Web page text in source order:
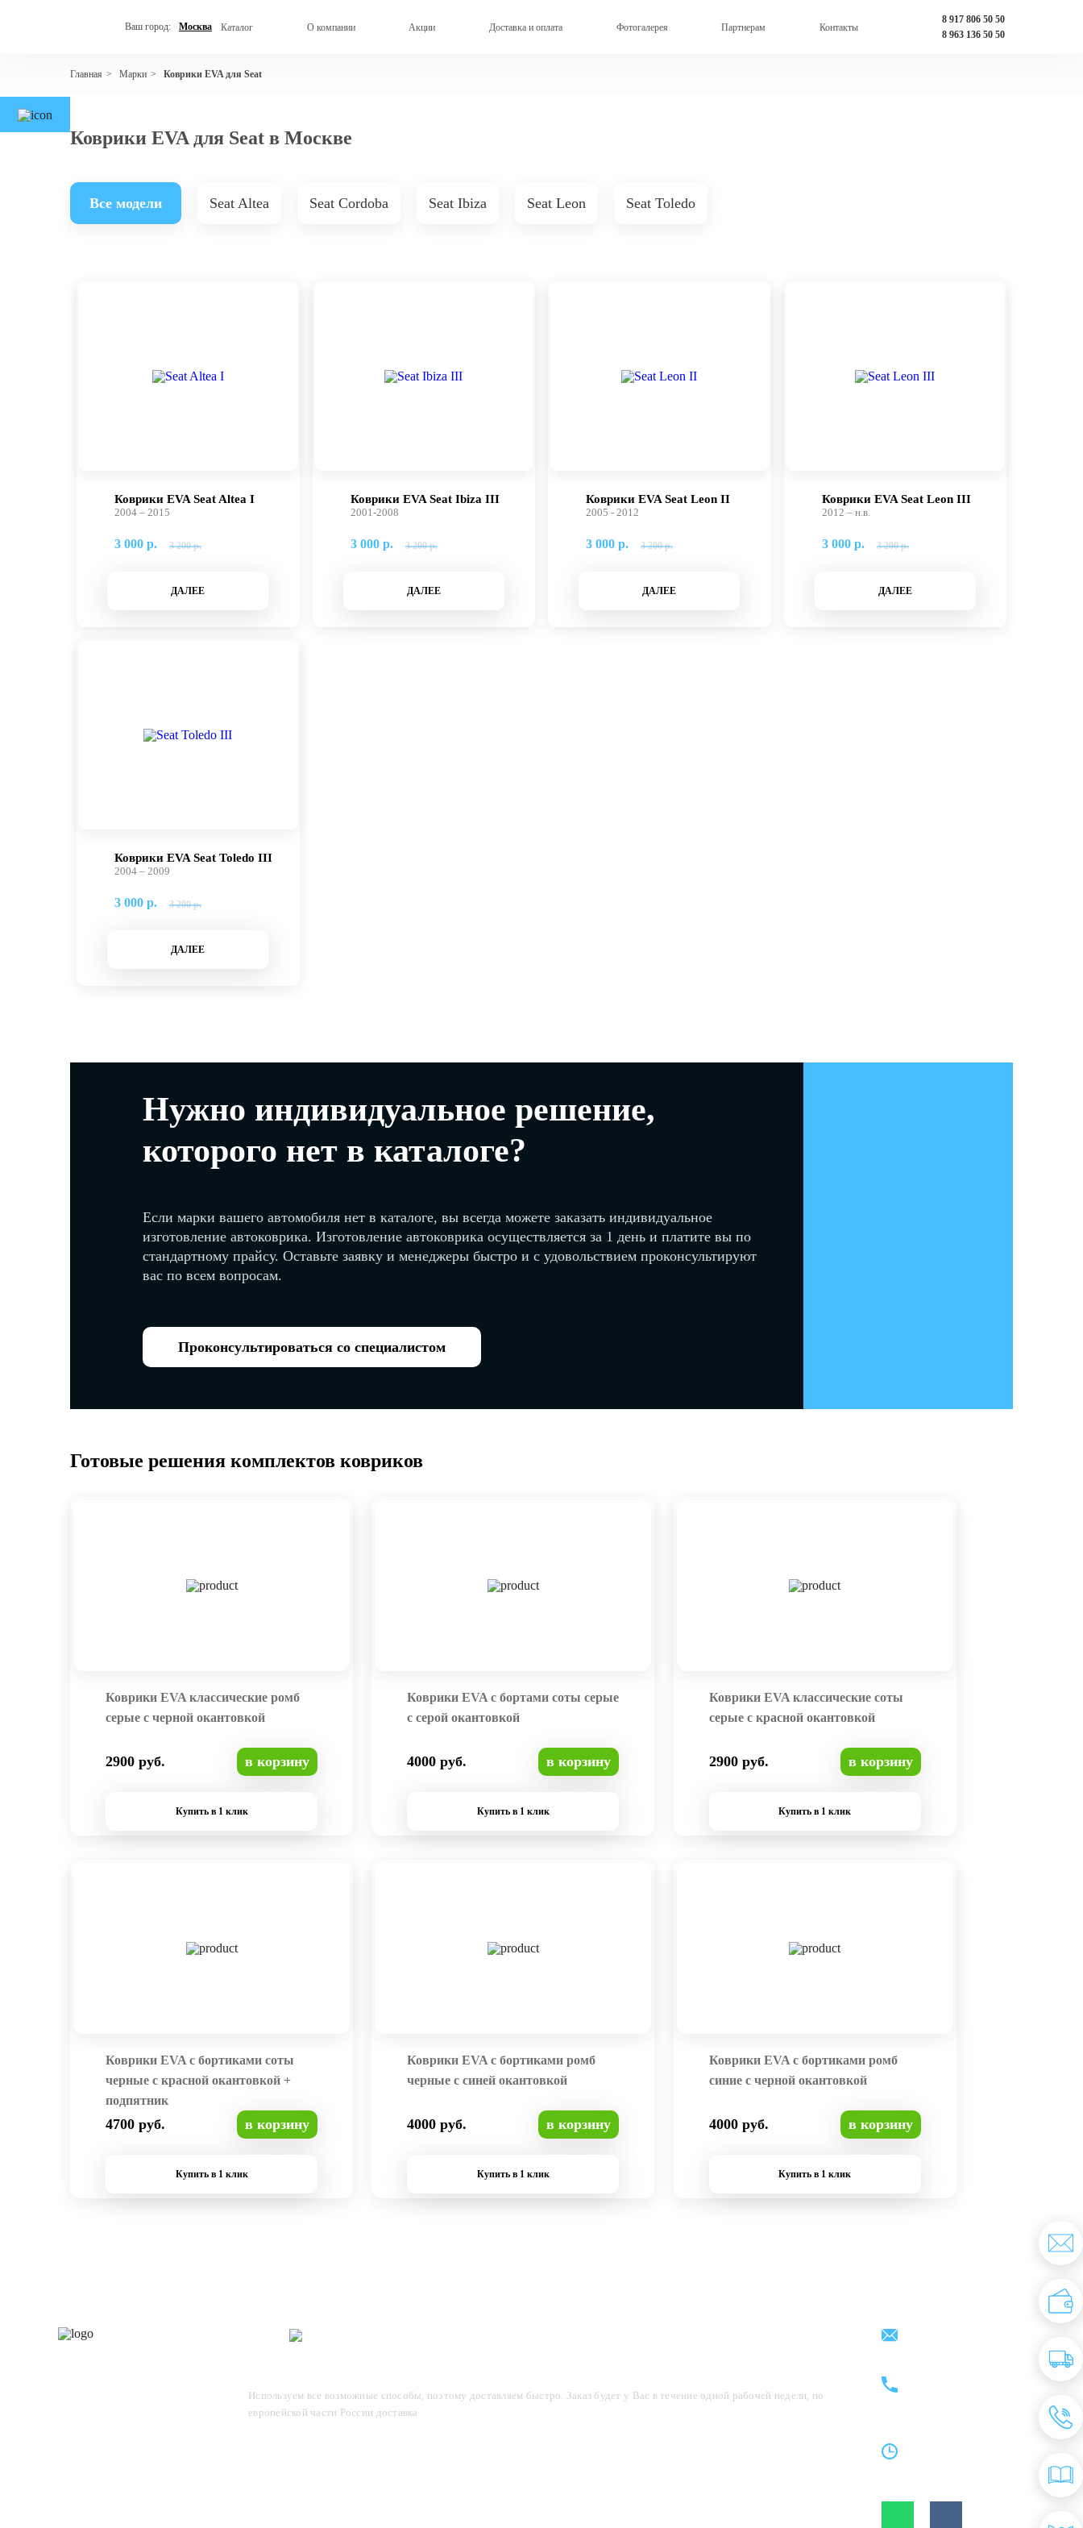
Ваш город: Москва Каталог О компании Акции Доставка и оплата Фотогалерея Партнерам Контакты
8 917 806 50 50
8 963 136 50 50
Главная > Марки > Коврики EVA для Seat
Коврики EVA для Seat в Москве
Все модели Seat Altea Seat Cordoba Seat Ibiza Seat Leon Seat Toledo
Коврики EVA Seat Altea I
2004 – 2015
3 000 р. 3 200 р.
ДАЛЕЕ
Коврики EVA Seat Ibiza III
2001-2008
3 000 р. 3 200 р.
ДАЛЕЕ
Коврики EVA Seat Leon II
2005 - 2012
3 000 р. 3 200 р.
ДАЛЕЕ
Коврики EVA Seat Leon III
2012 – н.в.
3 000 р. 3 200 р.
ДАЛЕЕ
Коврики EVA Seat Toledo III
2004 – 2009
3 000 р. 3 200 р.
ДАЛЕЕ
Нужно индивидуальное решение,
которого нет в каталоге?
Если марки вашего автомобиля нет в каталоге, вы всегда можете заказать индивидуальное
изготовление автоковрика. Изготовление автоковрика осуществляется за 1 день и платите вы по
стандартному прайсу. Оставьте заявку и менеджеры быстро и с удовольствием проконсультируют
вас по всем вопросам.
Проконсультироваться со специалистом
Готовые решения комплектов ковриков
Коврики EVA классические ромб
серые с черной окантовкой
2900 руб. в корзину
Купить в 1 клик
Коврики EVA с бортами соты серые
с серой окантовкой
4000 руб. в корзину
Купить в 1 клик
Коврики EVA классические соты
серые с красной окантовкой
2900 руб. в корзину
Купить в 1 клик
Коврики EVA с бортиками соты
черные с красной окантовкой +
подпятник
4700 руб. в корзину
Купить в 1 клик
Коврики EVA с бортиками ромб
черные с синей окантовкой
4000 руб. в корзину
Купить в 1 клик
Коврики EVA с бортиками ромб
синие с черной окантовкой
4000 руб. в корзину
Купить в 1 клик
Используем все возможные способы, поэтому доставляем быстро. Заказ будет у Вас в течение одной рабочей недели, по
европейской части России доставка